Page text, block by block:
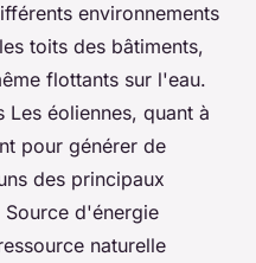
environnements
toits des bâtiments,
flottants sur l'eau.
Les éoliennes, quant à
pour générer de
des principaux
Source d'énergie
naturelle